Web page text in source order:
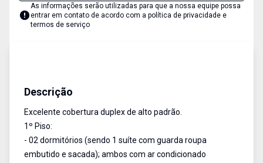
As informações serão utilizadas para que a nossa equipe possa
entrar em contato de acordo com a política de privacidade e
termos de serviço
Descrição
Excelente cobertura duplex de alto padrão.
1º Piso:
- 02 dormitórios (sendo 1 suíte com guarda roupa
embutido e sacada); ambos com ar condicionado